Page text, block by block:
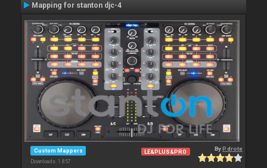
Mapping for stanton djc-4
Custom Mappers
Downloads: 1 857
LE&PLUS&PRO ByP.drote